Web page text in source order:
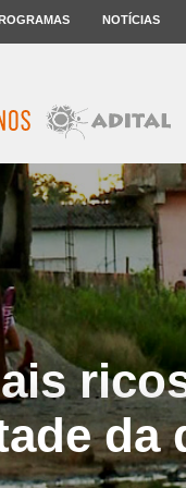
NOTÍCIAS
da